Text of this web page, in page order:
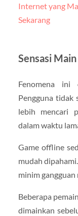
Internet yang
Sekarang
Sensasi
Fenomena ini
Pengguna tidak
lebih mencari
dalam waktu
Game offline
mudah
minim
Beberapa
dimainkan